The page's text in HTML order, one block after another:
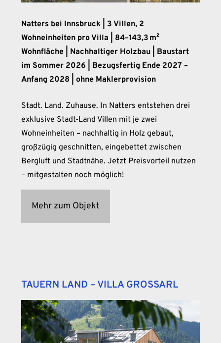
Natters bei Innsbruck | 3 Villen, 2
Wohneinheiten pro Villa | 84–143,3 m²
Wohnfläche | Nachhaltiger Holzbau | Baustart
im Sommer 2026 | Bezugsfertig Ende 2027 –
Anfang 2028 | ohne Maklerprovision
Stadt. Land. Zuhause. In Natters entstehen drei
exklusive Stadt-Land Villen mit je zwei
Wohneinheiten – nachhaltig in Holz gebaut,
großzügig geschnitten, eingebettet zwischen
Bergluft und Stadtnähe. Jetzt Preisvorteil nutzen
– mitgestalten noch möglich!
Mehr zum Objekt
TAUERN LAND – VILLA GROSSARL